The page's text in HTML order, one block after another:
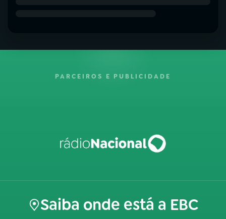
PARCEIROS E PUBLICIDADE
Saiba onde está a EBC